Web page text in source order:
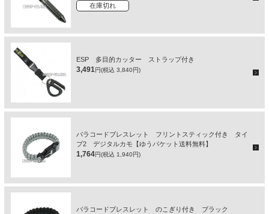
在庫切れ
ESP 多目的カッター ストラップ付き
3,491円(税込 3,840円)
パラコードブレスレット フリントスティック付き タイ
プ2 デジタルカモ【ゆうパケット送料無料】
1,764円(税込 1,940円)
パラコードブレスレット のこぎり付き ブラック